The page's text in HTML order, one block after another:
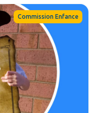
Commission Enfance